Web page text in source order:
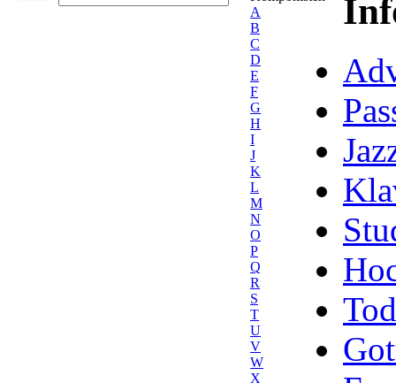
A
B
C
D
E
F
G
H
I
J
K
L
M
N
O
P
Q
R
S
T
U
V
W
X